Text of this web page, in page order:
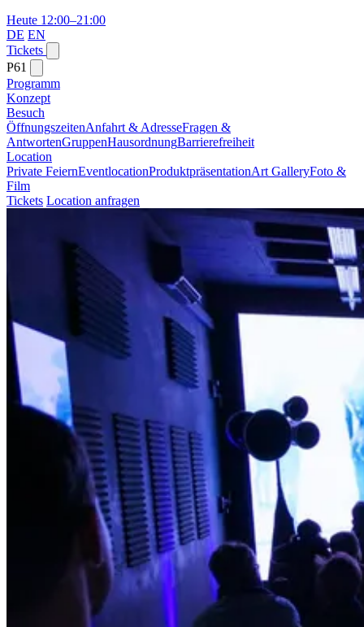
Heute 12:00–21:00
DE EN
Tickets
P61
Programm
Konzept
Besuch
ÖffnungszeitenAnfahrt & AdresseFragen &
AntwortenGruppenHausordnungBarrierefreiheit
Location
Private FeiernEventlocationProduktpräsentationArt GalleryFoto &
Film
Tickets Location anfragen